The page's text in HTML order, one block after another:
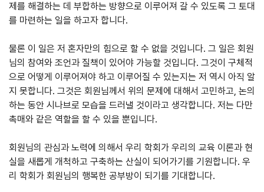
제를 해결하는 데 부합하는 방향으로 이루어져 갈 수 있도록 그 토대
를 마련하는 일을 하고자 합니다.
물론 이 일은 저 혼자만의 힘으로 할 수 없을 것입니다. 그 일은 회원
님의 참여와 조언과 질책이 있어야 가능할 것입니다. 그것이 구체적
으로 어떻게 이루어져야 하고 이루어질 수 있는지는 저 역시 아직 알
지 못합니다. 그것은 회원님께서 위의 문제에 대해서 고민하고, 논의
하는 동안 시나브로 모습을 드러낼 것이라고 생각합니다. 저는 다만
촉매와 같은 역할을 할 수 있을 뿐입니다.
회원님의 관심과 노력에 의해서 우리 학회가 우리의 교육 이론과 현
실을 새롭게 개척하고 구축하는 산실이 되어가기를 기원합니다. 우
리 학회가 회원님의 행복한 공부방이 되기를 기대합니다.